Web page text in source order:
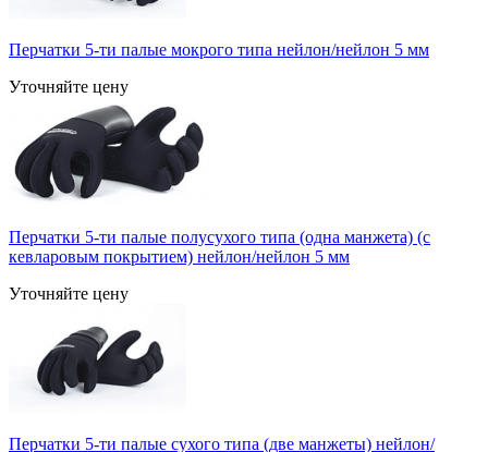
Перчатки 5-ти палые мокрого типа нейлон/нейлон 5 мм
Уточняйте цену
Перчатки 5-ти палые полусухого типа (одна манжета) (с
кевларовым покрытием) нейлон/нейлон 5 мм
Уточняйте цену
Перчатки 5-ти палые сухого типа (две манжеты) нейлон/